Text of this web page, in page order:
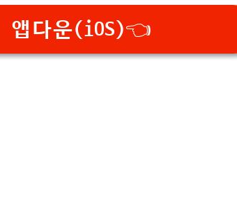
앱다운(iOS)👈